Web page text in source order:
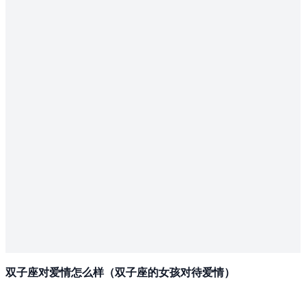
双子座对爱情怎么样（双子座的女孩对待爱情）